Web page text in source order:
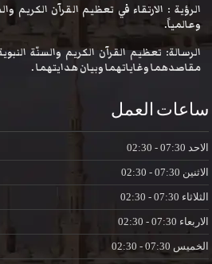
الرؤية : الارتقاء في تعظيم القرآن الكريم
وعالمياً.
الرسالة: تعظيم القرآن الكريم والسنّة
مقاصدهما وغاياتهما وبيان هدايتهما .
ساعات العمل
الاحد
الاثنين
الثلاثاء
الاربعاء
الخميس